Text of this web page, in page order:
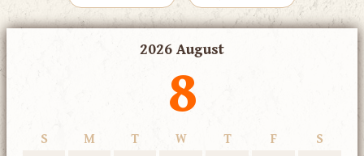
2026 August
8
S M T W T F
S